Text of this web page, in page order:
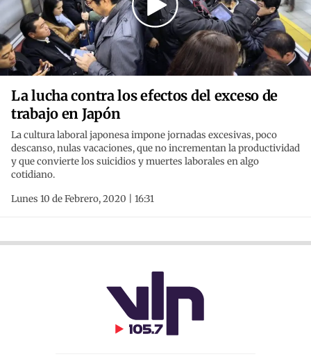
La lucha contra los efectos del exceso de
trabajo en Japón
La cultura laboral japonesa impone jornadas excesivas, poco
descanso, nulas vacaciones, que no incrementan la productividad
y que convierte los suicidios y muertes laborales en algo
cotidiano.
Lunes 10 de Febrero, 2020 | 16:31